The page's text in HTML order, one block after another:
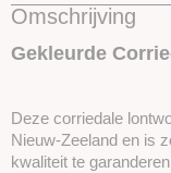
Productcode
Omschrijving
Gekleurde
Deze corriedale
Nieuw-Zeeland en is
kwaliteit te